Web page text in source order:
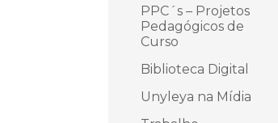
PPC´s – Projetos
Pedagógicos de
Curso
Biblioteca Digital
Unyleya na Mídia